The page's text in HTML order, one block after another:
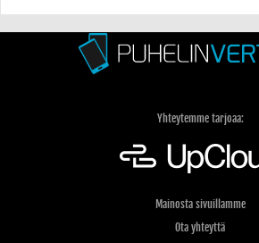
Yhteytemme tarjoaa:
Mainosta sivuillamme
Ota yhteyttä